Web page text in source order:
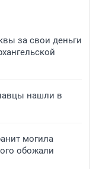
за свои деньги
нашли в
могила
обожали